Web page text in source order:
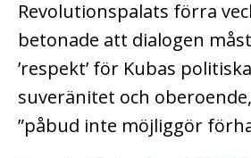
Revolutionspalats förra
betonade att dialogen
’respekt’ för Kubas
suveränitet och
”påbud inte möjliggör